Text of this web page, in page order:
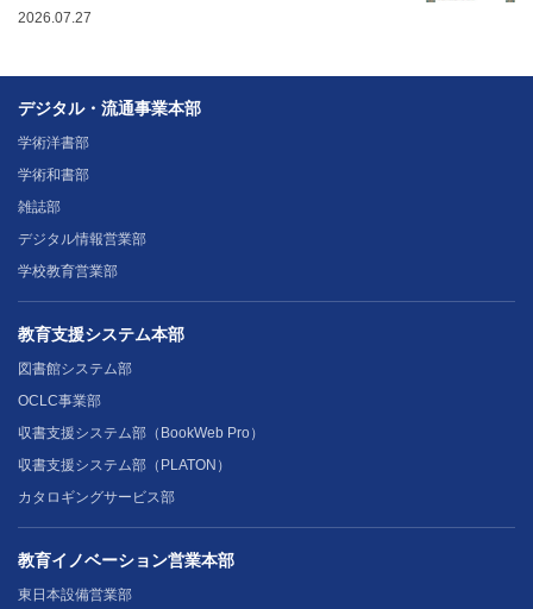
2026.07.27
デジタル・流通事業本部
学術洋書部
学術和書部
雑誌部
デジタル情報営業部
学校教育営業部
教育支援システム本部
図書館システム部
OCLC事業部
収書支援システム部（BookWeb Pro）
収書支援システム部（PLATON）
カタロギングサービス部
教育イノベーション営業本部
東日本設備営業部